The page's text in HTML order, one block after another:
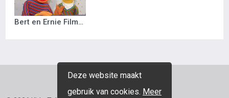
Bert en Ernie Filmpjes
Deze website maakt
gebruik van cookies. Meer